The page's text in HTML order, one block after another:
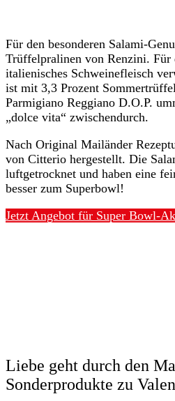
Für den besonderen Salami-
Trüffelpralinen von Renzini. Für
italienisches Schweinefleisch
ist mit 3,3 Prozent
Parmigiano Reggiano D.O.P.
„dolce vita“ zwischendurch.
Nach Original Mailänder
von Citterio hergestellt. Die
luftgetrocknet und haben eine
besser zum Superbowl!
Jetzt Angebot für Super Bowl-
Liebe geht durch den
Sonderprodukte zu